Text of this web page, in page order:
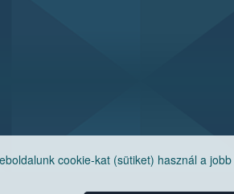
cookie-kat (sütiket) használ a